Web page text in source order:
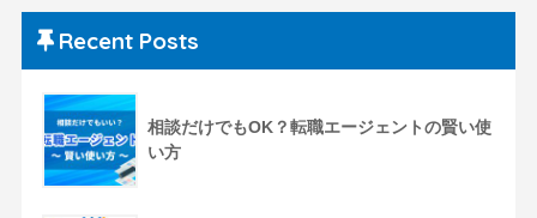
Recent Posts
相談だけでもOK？転職エージェントの賢い使
い方